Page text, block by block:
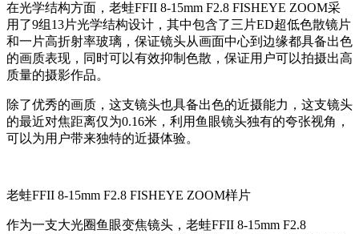
在光学结构方面，老蛙FFII 8-15mm F2.8 FISHEYE ZOOM采
用了9组13片光学结构设计，其中包含了三片ED超低色散镜片
和一片高折射率玻璃，保证镜头从画面中心到边缘都具备出色
的画质表现，同时可以有效抑制色散，保证用户可以拍摄出高
质量的摄影作品。
除了优秀的画质，这支镜头也具备出色的近摄能力，这支镜头
的最近对焦距离仅为0.16米，利用鱼眼镜头独有的夸张视角，
可以为用户带来独特的近摄体验。
老蛙FFII 8-15mm F2.8 FISHEYE ZOOM样片
作为一支大光圈鱼眼变焦镜头，老蛙FFII 8-15mm F2.8